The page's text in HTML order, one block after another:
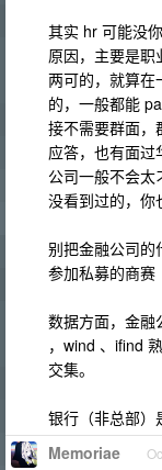
其实 hr 可能没
原因，主要是
两可的，就算在
的，一般都能
接不需要群面，
应答，也有面
公司一般不会
没看到过的，你
别把金融公司的
参加私募的商赛
数据方面，金融
，wind 、ifind
交集。
银行（非总部）
Memoriae